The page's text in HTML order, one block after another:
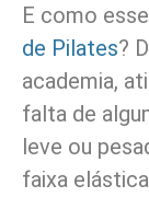
E como
de Pilates?
academia,
falta de
leve ou
faixa